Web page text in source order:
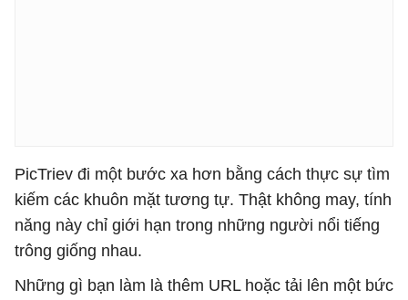
PicTriev đi một bước xa hơn bằng cách thực sự tìm
kiếm các khuôn mặt tương tự. Thật không may, tính
năng này chỉ giới hạn trong những người nổi tiếng
trông giống nhau.
Những gì bạn làm là thêm URL hoặc tải lên một bức